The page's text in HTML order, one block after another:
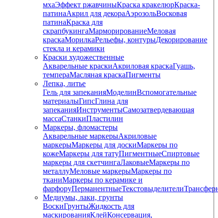
мхаЭффект ржавчиныКраска кракелюрКраска-
патинаАкрил для декораАэрозольВосковая
патинаКраска для
скрапбукингаМарморированиеМеловая
краскаМорилкаРельефы, контурыДекорирование
стекла и керамики
Краски художественные
Акварельные краскиАкриловая краскаГуашь,
темпераМасляная краскаПигменты
Лепка, литье
Гель для запеканияМоделинВспомогательные
материалыГипсГлина для
запеканияИнструментыСамозатвердевающая
массаСтанкиПластилин
Маркеры, фломастеры
Акварельные маркерыАкриловые
маркерыМаркеры для доскиМаркеры по
кожеМаркеры для татуПигментныеCпиртовые
маркеры для скетчингаЛаковыеМаркеры по
металлуМеловые маркерыМаркеры по
тканиМаркеры по керамике и
фарфоруПерманентныеТекстовыделители
Медиумы, лаки, грунты
ВоскиГрунтыЖидкость для
маскированияКлейКонсервация,